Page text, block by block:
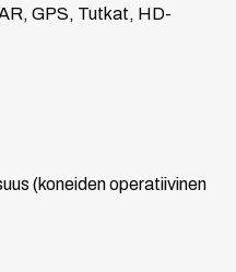
GPS, Tutkat, HD-
(koneiden operatiivinen